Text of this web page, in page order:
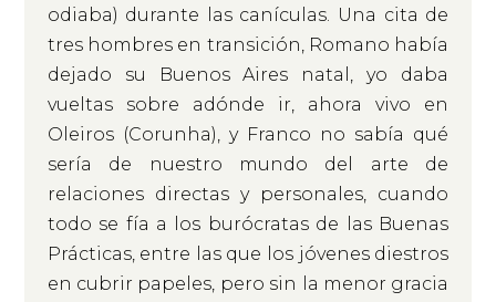
odiaba) durante las canículas. Una cita de
tres hombres en transición, Romano había
dejado su Buenos Aires natal, yo daba
vueltas sobre adónde ir, ahora vivo en
Oleiros (Corunha), y Franco no sabía qué
sería de nuestro mundo del arte de
relaciones directas y personales, cuando
todo se fía a los burócratas de las Buenas
Prácticas, entre las que los jóvenes diestros
en cubrir papeles, pero sin la menor gracia